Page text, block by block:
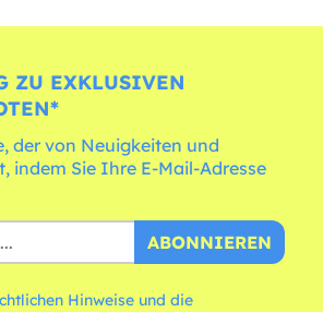
ZU EXKLUSIVEN
der von Neuigkeiten und
indem Sie Ihre E-Mail-Adresse
ABONNIEREN
Hinweise und die